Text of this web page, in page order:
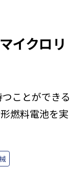
イクロリ
ことができる
燃料電池を実